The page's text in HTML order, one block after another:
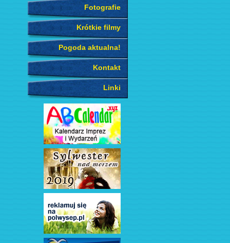
Fotografie
Krótkie filmy
Pogoda aktualna!
Kontakt
Linki